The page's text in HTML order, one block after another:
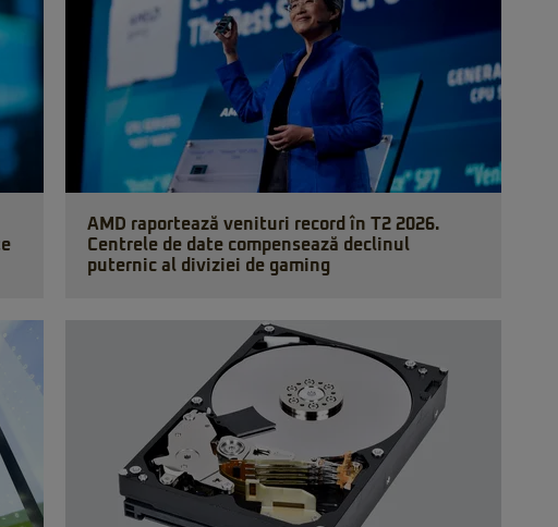
AMD raportează venituri record în T2 2026.
Centrele de date compensează declinul
puternic al diviziei de gaming